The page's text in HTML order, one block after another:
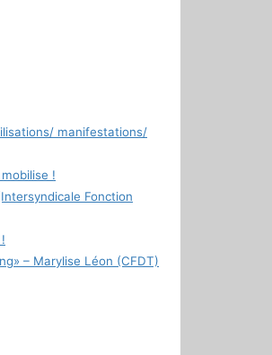
manifestations/
!
Fonction
– Marylise Léon (CFDT)